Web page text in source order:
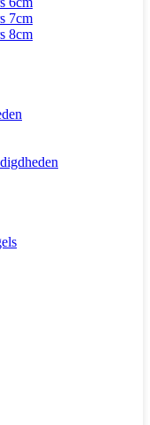
7cm
8cm